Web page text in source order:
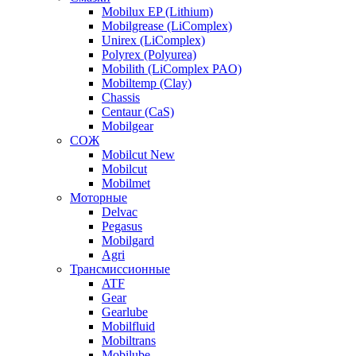
Mobilux EP (Lithium)
Mobilgrease (LiComplex)
Unirex (LiComplex)
Polyrex (Polyurea)
Mobilith (LiComplex PAO)
Mobiltemp (Clay)
Chassis
Centaur (CaS)
Mobilgear
СОЖ
Mobilcut New
Mobilcut
Mobilmet
Моторные
Delvac
Pegasus
Mobilgard
Agri
Трансмиссионные
ATF
Gear
Gearlube
Mobilfluid
Mobiltrans